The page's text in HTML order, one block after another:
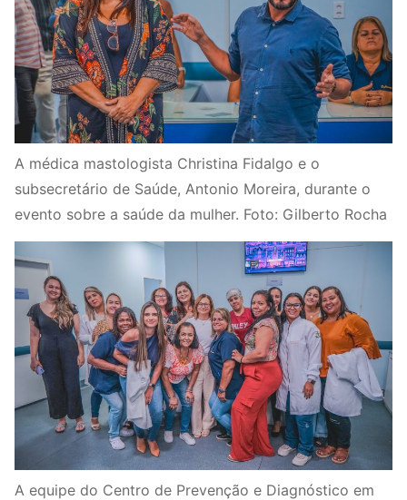
A médica mastologista Christina Fidalgo e o
subsecretário de Saúde, Antonio Moreira, durante o
evento sobre a saúde da mulher. Foto: Gilberto Rocha
A equipe do Centro de Prevenção e Diagnóstico em